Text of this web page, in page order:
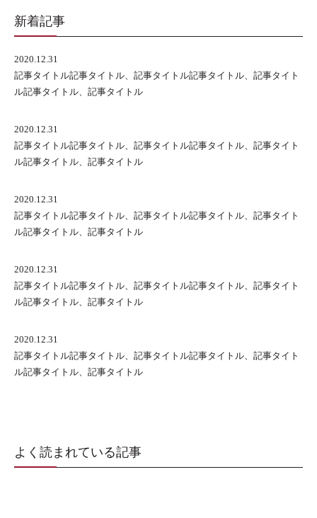
新着記事
2020.12.31
記事タイトル記事タイトル、記事タイトル記事タイトル、記事タイト
ル記事タイトル、記事タイトル
2020.12.31
記事タイトル記事タイトル、記事タイトル記事タイトル、記事タイト
ル記事タイトル、記事タイトル
2020.12.31
記事タイトル記事タイトル、記事タイトル記事タイトル、記事タイト
ル記事タイトル、記事タイトル
2020.12.31
記事タイトル記事タイトル、記事タイトル記事タイトル、記事タイト
ル記事タイトル、記事タイトル
2020.12.31
記事タイトル記事タイトル、記事タイトル記事タイトル、記事タイト
ル記事タイトル、記事タイトル
よく読まれている記事